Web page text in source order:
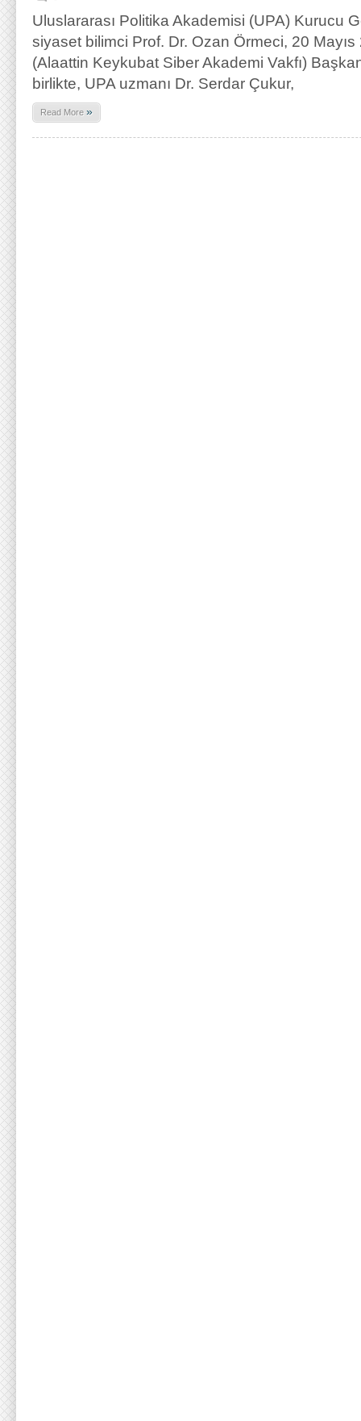
Uluslararası Politika Akademisi (UPA) Kurucu
siyaset bilimci Prof. Dr. Ozan Örmeci, 20
(Alaattin Keykubat Siber Akademi Vakfı)
birlikte, UPA uzmanı Dr. Serdar Çukur,
Read More »